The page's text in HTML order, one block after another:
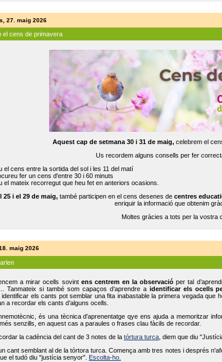
27. maig 2026
el cens de primavera
Aquest cap de setmana 30 i 31 de maig,celebrem el
Us recordem alguns consells per fer
el cens entre la sortida del sol i les 11 del matí
fer un cens d'entre 30 i 60 minuts
el mateix recorregut que heu fet en anteriors ocasions.
25 i el 29 de maig,també participen en el cens desenes de centres
enriquir la informació que obtenim
Moltes gràcies a tots per la vostra
maig 2026
a mirar ocells sovint ens centrem en la observació per tal
Tanmateix si també som capaços d’aprendre a identificar els ocells
els cants pot semblar una fita inabastable la primera vegada que
a recordar els cants d’alguns ocells.
és una tècnica d'aprenentatge qye ens ajuda a memoritzar
senzills, en aquest cas a paraules o frases clau fàcils de recordar.
la cadència del cant de 3 notes de la tórtura turca , diem que diu
cant semblant al de la tórtora turca. Comença amb tres notes i després
el tudó diu "justícia senyor".
Escolta-ho.